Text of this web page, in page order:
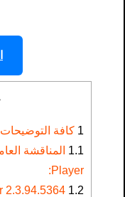
1 كافة التوضيحات GOM Audio Player for PC:
1.1
Player:
1.2